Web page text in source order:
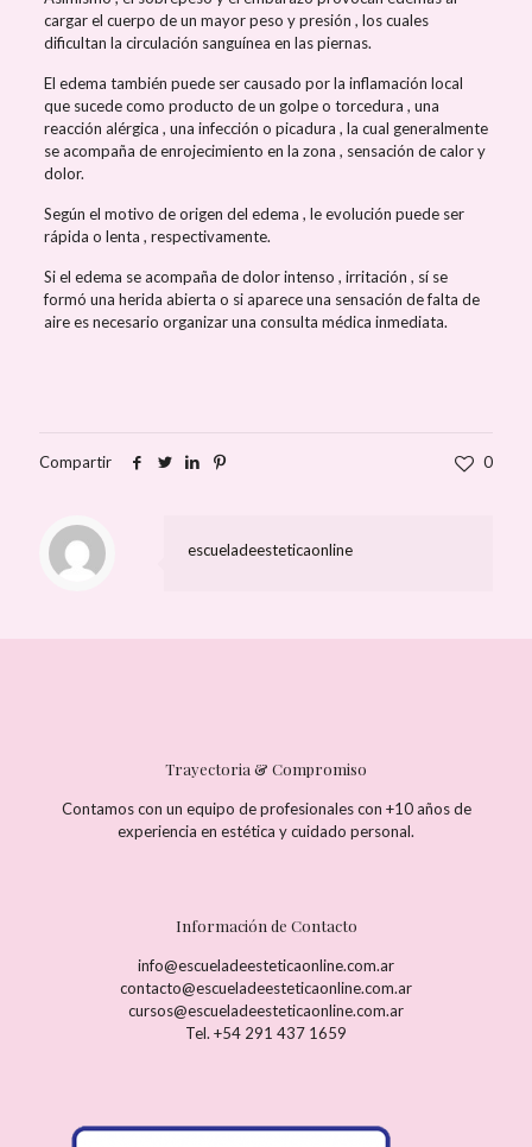
cargar el cuerpo de un mayor peso y presión , los cuales
dificultan la circulación sanguínea en las piernas.
El edema también puede ser causado por la inflamación local
que sucede como producto de un golpe o torcedura , una
reacción alérgica , una infección o picadura , la cual generalmente
se acompaña de enrojecimiento en la zona , sensación de calor y
dolor.
Según el motivo de origen del edema , le evolución puede ser
rápida o lenta , respectivamente.
Si el edema se acompaña de dolor intenso , irritación , sí se
formó una herida abierta o si aparece una sensación de falta de
aire es necesario organizar una consulta médica inmediata.
Compartir 0
escueladeesteticaonline
Trayectoria & Compromiso
Contamos con un equipo de profesionales con +10 años de
experiencia en estética y cuidado personal.
Información de Contacto
info@escueladeesteticaonline.com.ar
contacto@escueladeesteticaonline.com.ar
cursos@escueladeesteticaonline.com.ar
Tel. +54 291 437 1659